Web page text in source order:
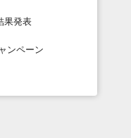
果発表
ンペーン